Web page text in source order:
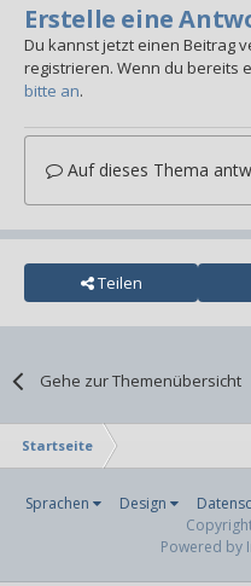
Erstelle eine
Du kannst jetzt einen Beitrag
registrieren. Wenn du bereits
bitte an.
Auf dieses Thema
Teilen
Gehe zur Themenübersicht
Startseite
Sprachen Design
Powered by